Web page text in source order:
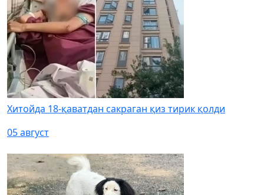
Хитойда 18-қаватдан сакраган қиз тирик қолди
05 август